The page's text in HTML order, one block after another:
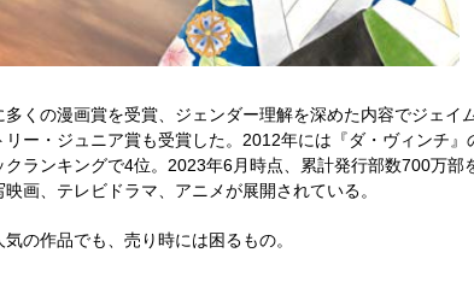
多くの漫画賞を受賞、ジェンダー理解を深めた内容でジェイ
リー・ジュニア賞も受賞した。2012年には『ダ・ヴィンチ』
クランキングで4位。2023年6月時点、累計発行部数700万部
映画、テレビドラマ、アニメが展開されている。
気の作品でも、売り時には困るもの。